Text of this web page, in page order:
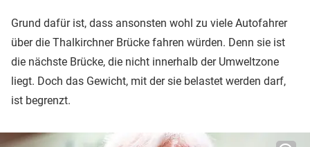
Grund dafür ist, dass ansonsten wohl zu viele Autofahrer
über die Thalkirchner Brücke fahren würden. Denn sie ist
die nächste Brücke, die nicht innerhalb der Umweltzone
liegt. Doch das Gewicht, mit der sie belastet werden darf,
ist begrenzt.